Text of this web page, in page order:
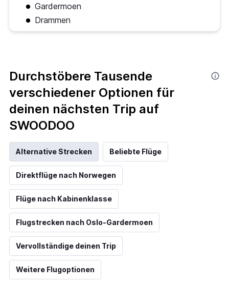
Gardermoen
Drammen
Durchstöbere Tausende
verschiedener Optionen für
deinen nächsten Trip auf
SWOODOO
Alternative Strecken Beliebte Flüge
Direktflüge nach Norwegen
Flüge nach Kabinenklasse
Flugstrecken nach Oslo-Gardermoen
Vervollständige deinen Trip
Weitere Flugoptionen